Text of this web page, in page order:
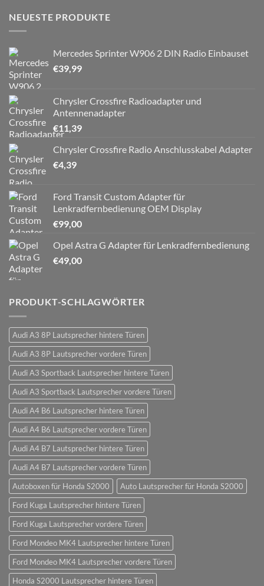
NEUESTE PRODUKTE
Mercedes Sprinter W906 2 DIN Radio Einbauset
€39,99
Chrysler Crossfire Radioadapter und
Antennenadapter
€11,39
Chrysler Crossfire Radio Anschlusskabel Adapter
€4,39
Ford Transit Custom Adapter für
Lenkradfernbedienung OEM Display
€99,00
Opel Astra G Adapter für Lenkradfernbedienung
€49,00
PRODUKT-SCHLAGWÖRTER
Audi A3 8P Lautsprecher hintere Türen
Audi A3 8P Lautsprecher vordere Türen
Audi A3 Sportback Lautsprecher hintere Türen
Audi A3 Sportback Lautsprecher vordere Türen
Audi A4 B6 Lautsprecher hintere Türen
Audi A4 B6 Lautsprecher vordere Türen
Audi A4 B7 Lautsprecher hintere Türen
Audi A4 B7 Lautsprecher vordere Türen
Autoboxen für Honda S2000
Auto Lautsprecher für Honda S2000
Ford Kuga Lautsprecher hintere Türen
Ford Kuga Lautsprecher vordere Türen
Ford Mondeo MK4 Lautsprecher hintere Türen
Ford Mondeo MK4 Lautsprecher vordere Türen
Honda S2000 Lautsprecher hintere Türen